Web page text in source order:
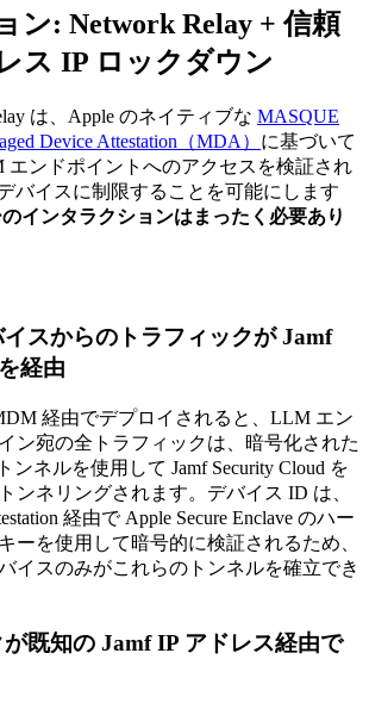
ン: Network Relay + 信頼
ス IP ロックダウン
は、Apple のネイティブな MASQUE
Device Attestation（MDA） に基づいて
エンドポイントへのアクセスを検証され
バイスに制限することを可能にします
インタラクションはまったく必要あり
スからのトラフィックが Jamf
経由
経由でデプロイされると、LLM エン
ン宛の全トラフィックは、暗号化された
ンネルを使用して Jamf Security Cloud を
ンネリングされます。デバイス ID は、
経由で Apple Secure Enclave のハー
ーを使用して暗号的に検証されるため、
イスのみがこれらのトンネルを確立でき
既知の Jamf IP アドレス経由で